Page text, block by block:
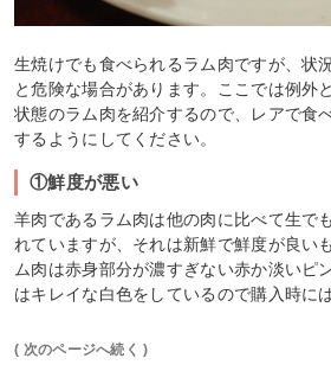
生焼けでも食べられるラム肉ですが、状
と危険な場合があります。ここでは例外
状態のラム肉を紹介するので、レアで食
するようにしてください。
①鮮度が悪い
羊肉であるラム肉は他の肉に比べて生で
れていますが、それは新鮮で鮮度が良い
ム肉は赤身部分が濃すぎない赤か淡いピ
はキレイな白色をしているので購入時に
( 次のページへ続く )